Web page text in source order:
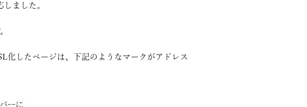
ました。
化したページは、下記のようなマークがアドレス